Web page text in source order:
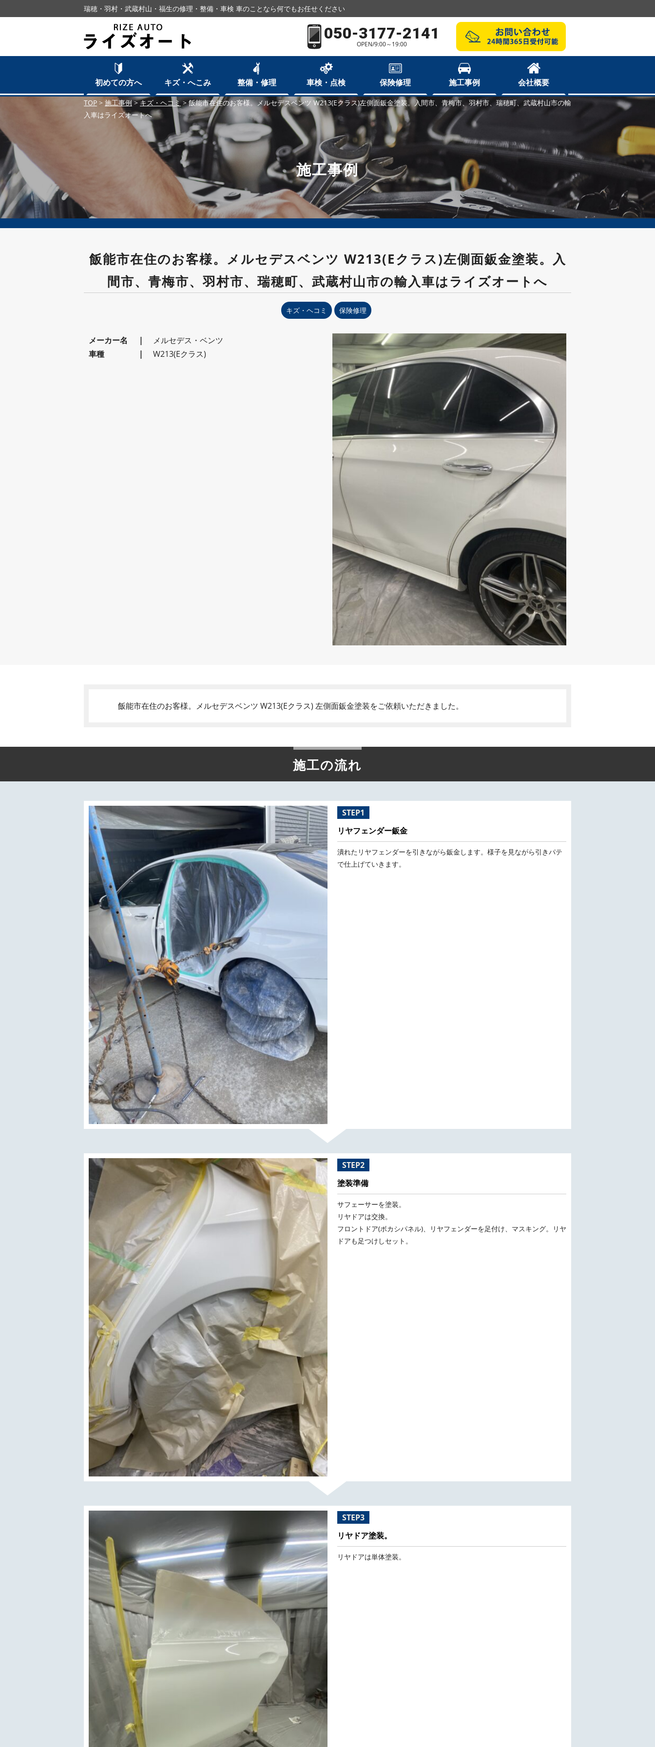
瑞穂・羽村・武蔵村山・福生の修理・整備・車検 車のことなら何でもお任せください
050-3177-2141
OPEN/9:00～19:00
初めての方へ キズ・へこみ 整備・修理 車検・点検 保険修理 施工事例 会社概要
TOP > 施工事例>キズ・ヘコミ>飯能市在住のお客様。メルセデスベンツ W213(Eクラス)左側面鈑金塗装。入間市、青梅市、羽村市、瑞穂町、武蔵村山市の輸
入車はライズオートへ
施工事例
飯能市在住のお客様。メルセデスベンツ W213(Eクラス)左側面鈑金塗装。入
間市、青梅市、羽村市、瑞穂町、武蔵村山市の輸入車はライズオートへ
キズ・ヘコミ 保険修理
メーカー名
メルセデス・ベンツ
車種
W213(Eクラス)
飯能市在住のお客様。メルセデスベンツ W213(Eクラス) 左側面鈑金塗装をご依頼いただきました。
施工の流れ
STEP1
リヤフェンダー鈑金
潰れたリヤフェンダーを引きながら鈑金します。様子を見ながら引きパテ
で仕上げていきます。
STEP2
塗装準備
サフェーサーを塗装。
リヤドアは交換。
フロントドア(ボカシパネル)、リヤフェンダーを足付け、マスキング。リヤ
ドアも足つけしセット。
STEP3
リヤドア塗装。
リヤドアは単体塗装。